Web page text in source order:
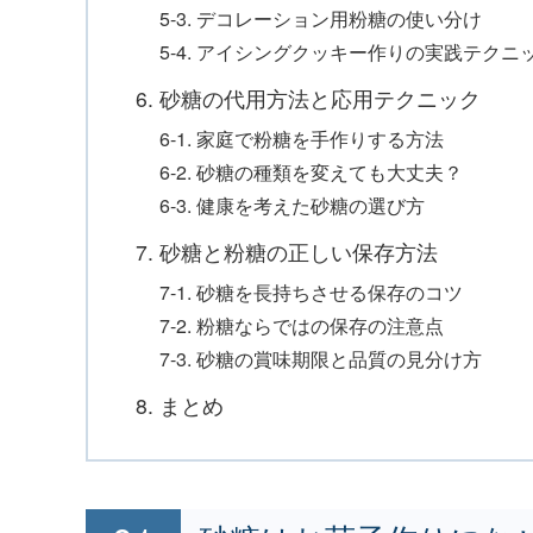
5-3. デコレーション用粉糖の使い分け
5-4. アイシングクッキー作りの実践テクニ
6. 砂糖の代用方法と応用テクニック
6-1. 家庭で粉糖を手作りする方法
6-2. 砂糖の種類を変えても大丈夫？
6-3. 健康を考えた砂糖の選び方
7. 砂糖と粉糖の正しい保存方法
7-1. 砂糖を長持ちさせる保存のコツ
7-2. 粉糖ならではの保存の注意点
7-3. 砂糖の賞味期限と品質の見分け方
8. まとめ